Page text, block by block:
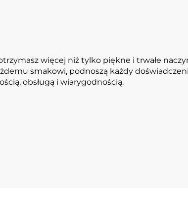
więcej niż tylko piękne i trwałe
smakowi, podnoszą każdy
obsługą i wiarygodnością.